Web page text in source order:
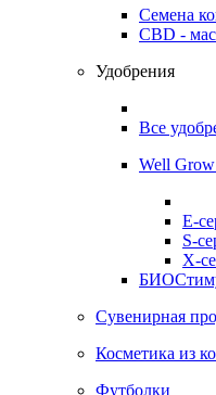
Семена
CBD -
Удобрения
Все
Well Grow
E-
S-
X-
Сувенирная
Косметика из
Футболки